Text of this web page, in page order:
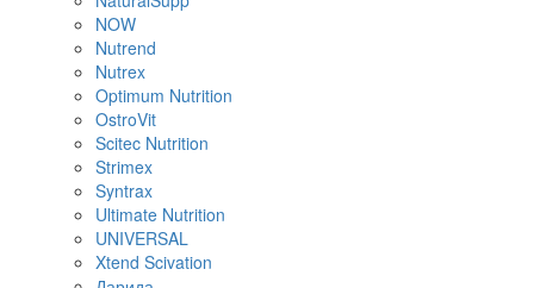
NOW
Nutrend
Nutrex
Optimum Nutrition
OstroVit
Scitec Nutrition
Strimex
Syntrax
Ultimate Nutrition
UNIVERSAL
Xtend Scivation